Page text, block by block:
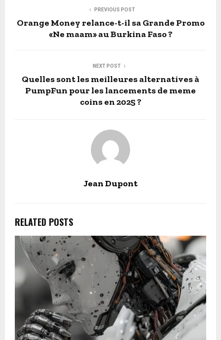
PREVIOUS POST
Orange Money relance-t-il sa Grande Promo
«Ne maam» au Burkina Faso ?
NEXT POST
Quelles sont les meilleures alternatives à
PumpFun pour les lancements de meme
coins en 2025 ?
Jean Dupont
RELATED POSTS